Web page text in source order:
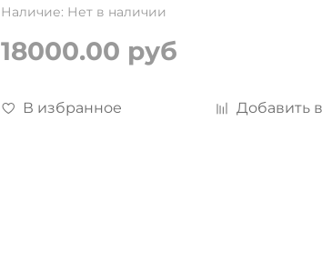
Наличие: Нет в наличии
18000.00 руб
В избранное Добавить